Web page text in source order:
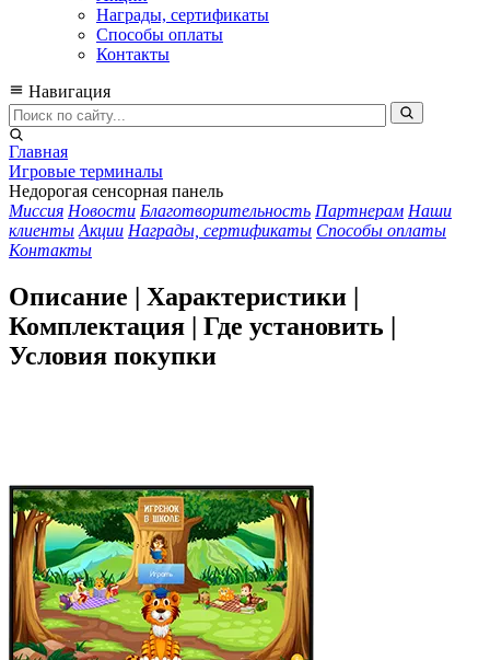
Награды, сертификаты
Способы оплаты
Контакты
Навигация
Главная
Игровые терминалы
Недорогая сенсорная панель
Миссия Новости Благотворительность Партнерам Наши
клиенты Акции Награды, сертификаты Способы оплаты
Контакты
Описание | Характеристики |
Комплектация | Где установить |
Условия покупки